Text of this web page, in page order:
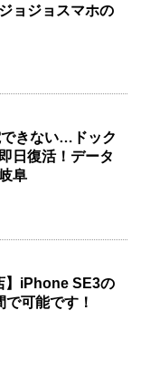
ョジョスマホの
できない…ドック
日復活！データ
阜
】iPhone SE3の
可能です！